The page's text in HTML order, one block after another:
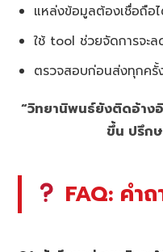
แหล่งข้อมูลต้องเชื่อถือไ
ใช้ tool ช่วยจัดการจะ
ตรวจสอบก่อนส่งทุกครั้
“วิทยานิพนธ์ยังติดอ้าง
ขึ้น ปรึก
FAQ: คำ